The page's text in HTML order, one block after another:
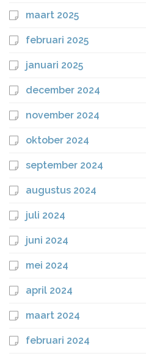
maart 2025
februari 2025
januari 2025
december 2024
november 2024
oktober 2024
september 2024
augustus 2024
juli 2024
juni 2024
mei 2024
april 2024
maart 2024
februari 2024